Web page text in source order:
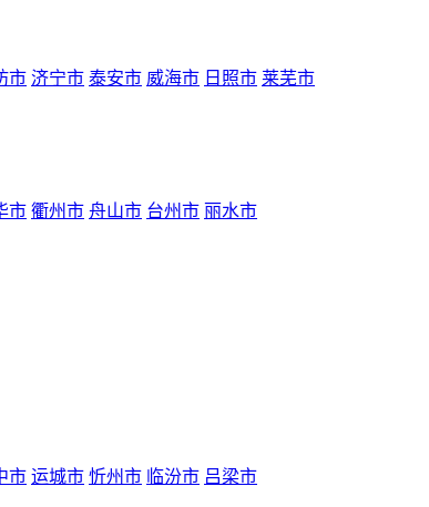
市 济宁市 泰安市 威海市 日照市 莱芜市
市 衢州市 舟山市 台州市 丽水市
市 运城市 忻州市 临汾市 吕梁市